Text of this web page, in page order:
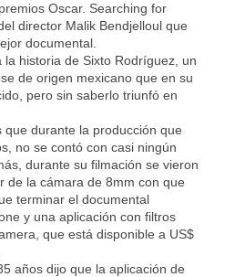
Oscar. Searching for
director Malik Bendjelloul que
documental.
la historia de Sixto Rodríguez, un
de origen mexicano que en su
pero sin saberlo triunfó en
que durante la producción que
no se contó con casi ningún
durante su filmación se vieron
de la cámara de 8mm con que
terminar el documental
y una aplicación con filtros
, que está disponible a US$
años dijo que la aplicación de